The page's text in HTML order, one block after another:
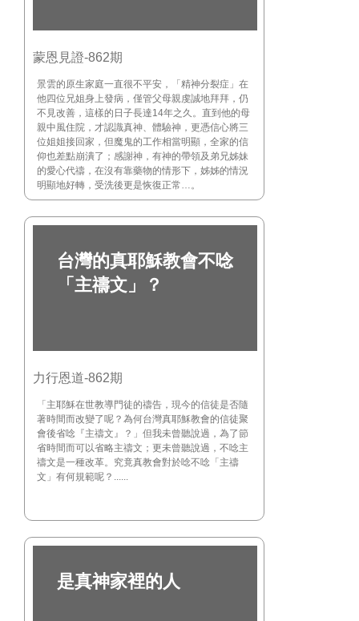
蒙恩見證-862期
景雲的原生家庭一直很不平安，「精神分裂症」在
他四位兄姐身上發病，僅管父母親虔誠地拜拜，仍
不見改善，這樣的日子長達14年之久。直到他的母
親中風住院，才認識真神、體驗神，更憑信心將三
位姐姐接回家，但魔鬼的工作相當明顯，全家的信
仰也差點崩潰了；感謝神，有神的帶領及弟兄姊妹
的愛心代禱，在沒有靠藥物的情形下，姊姊的情況
明顯地好轉，受洗後更是恢復正常…。
台灣的真耶穌教會不唸
「主禱文」？
力行恩道-862期
「主耶穌在世教導門徒的禱告，現今的信徒是否隨
著時間而改變了呢？為何台灣真耶穌教會的信徒聚
會後省唸『主禱文』？」但我未曾聽說過，為了節
省時間而可以省略主禱文；更未曾聽說過，不唸主
禱文是一種改革。究竟真教會對於唸不唸「主禱
文」有何規範呢？......
是真神家裡的人